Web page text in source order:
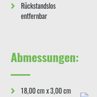
Rückstandslos
entfernbar
Abmessungen:
18,00 cm x 3,00 cm